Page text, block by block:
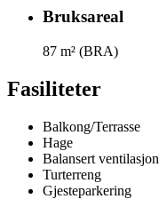
Bruksareal
87 m² (BRA)
Fasiliteter
Balkong/Terrasse
Hage
Balansert ventilasjon
Turterreng
Gjesteparkering